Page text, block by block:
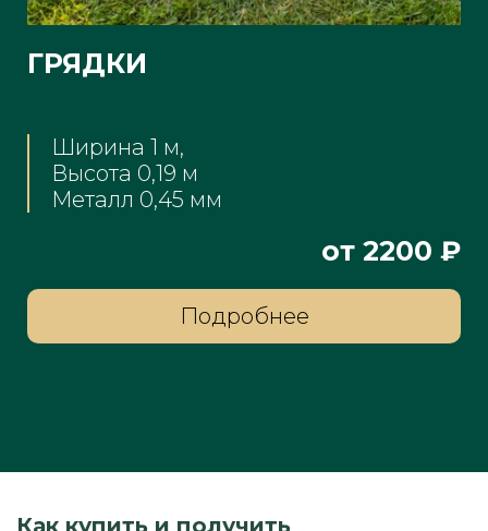
ГРЯДКИ
Ширина 1 м,
Высота 0,19 м
Металл 0,45 мм
от 2200 ₽
Подробнее
Как купить и получить